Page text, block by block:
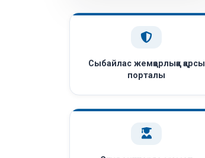
Сыбайлас жемқорлыққа қарсы
порталы